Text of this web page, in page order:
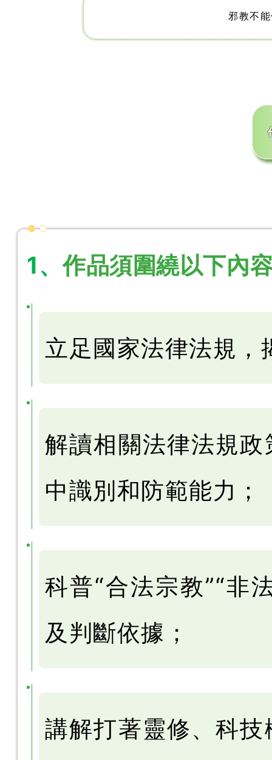
邪教不
1、作品須圍繞以下內
立足國家法律法規，
解讀相關法律法規
中識別和防範能力；
科普“合法宗教”“非
及判斷依據；
講解打著靈修、科